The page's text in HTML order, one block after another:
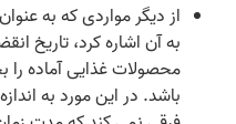
از دیگر مواردی که به
به آن اشاره کرد، تاریخ
محصولات غذایی آماده را
باشد. در این مورد به